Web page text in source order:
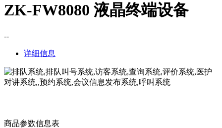
ZK-FW8080 液晶终端设备
--
详细信息
商品参数信息表